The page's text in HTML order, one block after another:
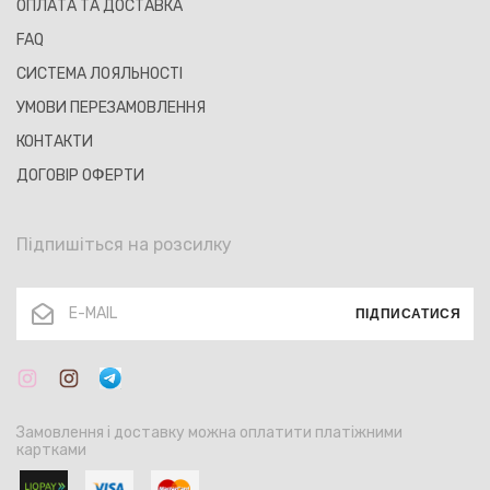
ОПЛАТА ТА ДОСТАВКА
FAQ
СИСТЕМА ЛОЯЛЬНОСТІ
УМОВИ ПЕРЕЗАМОВЛЕННЯ
КОНТАКТИ
ДОГОВІР ОФЕРТИ
Підпишіться на розсилку
ПІДПИСАТИСЯ
Замовлення і доставку можна оплатити платіжними
картками